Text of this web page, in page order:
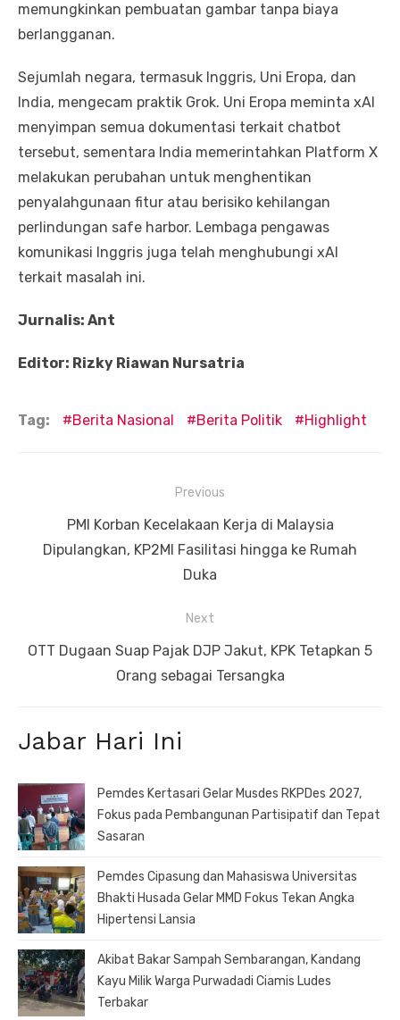
memungkinkan pembuatan gambar tanpa biaya
berlangganan.
Sejumlah negara, termasuk Inggris, Uni Eropa, dan
India, mengecam praktik Grok. Uni Eropa meminta xAI
menyimpan semua dokumentasi terkait chatbot
tersebut, sementara India memerintahkan Platform X
melakukan perubahan untuk menghentikan
penyalahgunaan fitur atau berisiko kehilangan
perlindungan safe harbor. Lembaga pengawas
komunikasi Inggris juga telah menghubungi xAI
terkait masalah ini.
Jurnalis: Ant
Editor: Rizky Riawan Nursatria
Tag: Berita Nasional Berita Politik Highlight
Previous
Previous
post:
PMI Korban Kecelakaan Kerja di Malaysia
Dipulangkan, KP2MI Fasilitasi hingga ke Rumah
Duka
Next
Next
OTT Dugaan Suap Pajak DJP Jakut, KPK Tetapkan 5
Orang sebagai Tersangka
Jabar Hari Ini
Pemdes Kertasari Gelar Musdes RKPDes 2027,
Fokus pada Pembangunan Partisipatif dan Tepat
Sasaran
Pemdes Cipasung dan Mahasiswa Universitas
Bhakti Husada Gelar MMD Fokus Tekan Angka
Hipertensi Lansia
Akibat Bakar Sampah Sembarangan, Kandang
Kayu Milik Warga Purwadadi Ciamis Ludes
Terbakar